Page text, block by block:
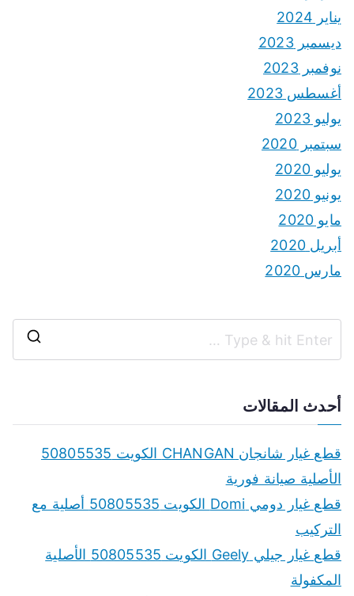
يناير 2024
ديسمبر 2023
نوفمبر 2023
أغسطس 2023
يوليو 2023
سبتمبر 2020
يوليو 2020
يونيو 2020
مايو 2020
أبريل 2020
مارس 2020
r
أحدث المقالات
قطع غيار شانجان CHANGAN الكويت 50805535
الأصلية صيانة فورية
قطع غيار دومي Domi الكويت 50805535 أصلية مع
التركيب
قطع غيار جيلي Geely الكويت 50805535 الأصلية
المكفولة